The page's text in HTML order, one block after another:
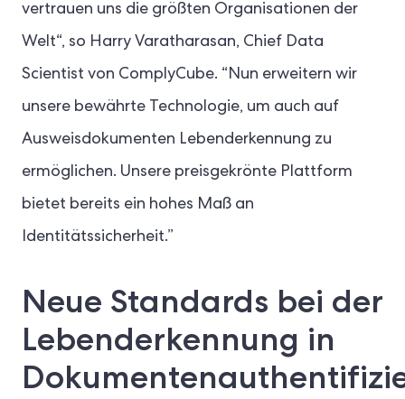
vertrauen uns die größten Organisationen der
Welt“, so Harry Varatharasan, Chief Data
Scientist von ComplyCube. “Nun erweitern wir
unsere bewährte Technologie, um auch auf
Ausweisdokumenten Lebenderkennung zu
ermöglichen. Unsere preisgekrönte Plattform
bietet bereits ein hohes Maß an
Identitätssicherheit.”
Neue Standards bei der
Lebenderkennung in